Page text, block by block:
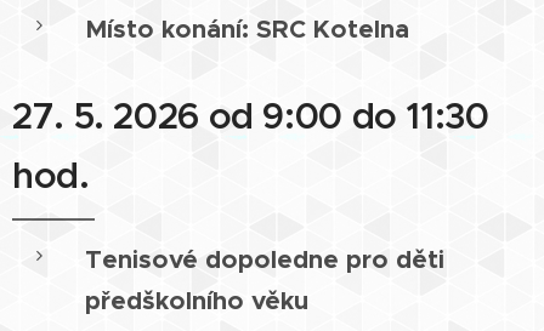
Místo konání: SRC Kotelna
27. 5. 2026 od 9:00 do 11:30
hod.
Tenisové dopoledne pro děti
předškolního věku